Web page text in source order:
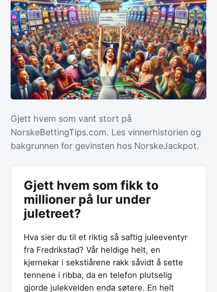
Gjett hvem som vant stort på
NorskeBettingTips.com. Les vinnerhistorien og
bakgrunnen for gevinsten hos NorskeJackpot.
Gjett hvem som fikk to
millioner på lur under
juletreet?
Hva sier du til et riktig så saftig juleeventyr
fra Fredrikstad? Vår heldige helt, en
kjernekar i sekstiårene rakk såvidt å sette
tennene i ribba, da en telefon plutselig
gjorde julekvelden enda søtere. En helt